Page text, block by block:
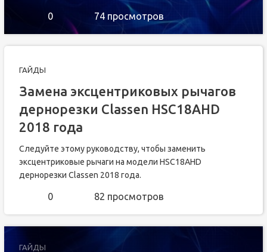
0 74 просмотров
ГАЙДЫ
Замена эксцентриковых рычагов
дернорезки Classen HSC18AHD
2018 года
Следуйте этому руководству, чтобы заменить
эксцентриковые рычаги на модели HSC18AHD
дернорезки Classen 2018 года.
0 82 просмотров
ГАЙДЫ